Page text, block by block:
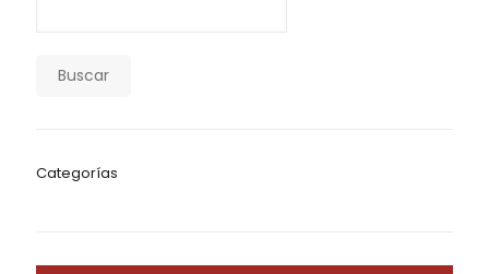
Buscar
Categorías